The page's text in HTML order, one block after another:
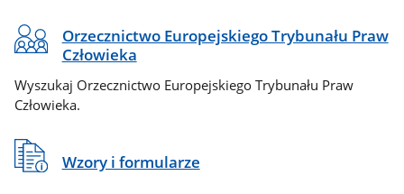
Orzecznictwo Europejskiego Trybunału Praw
Człowieka
Wyszukaj Orzecznictwo Europejskiego Trybunału Praw
Człowieka.
Wzory i formularze